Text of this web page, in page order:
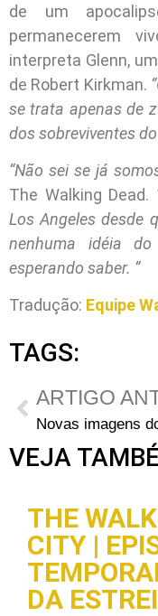
de um
permanecerem
interpreta Glenn,
de Robert Kirkman.
se trata apenas de
dos sobreviventes
“Não sei se já
The Walking Dead.
Los Angeles desde
nenhuma idéia
esperando saber. “
Tradução: Equipe
TAGS:
VEJA
THE
CITY |
DA